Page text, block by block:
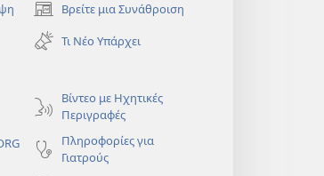
Βρείτε μια Συνάθροιση
(ανοίγει
νέο
παράθυρο)
Τι Νέο Υπάρχει
Βίντεο με Ηχητικές
Περιγραφές
Πληροφορίες για
Γιατρούς